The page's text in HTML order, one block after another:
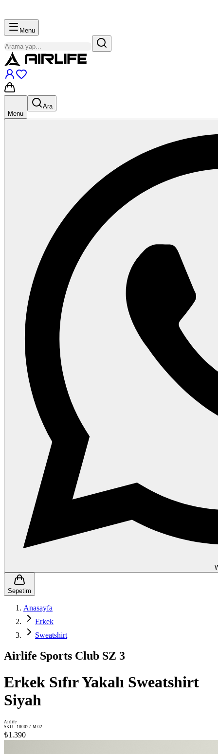
Menu
Menu
Ara
Sepetim
Anasayfa
Erkek
Sweatshirt
Airlife Sports Club SZ 3
Erkek Sıfır Yakalı Sweatshirt
Siyah
Airlife
SKU : 180027-M.02
₺1.390